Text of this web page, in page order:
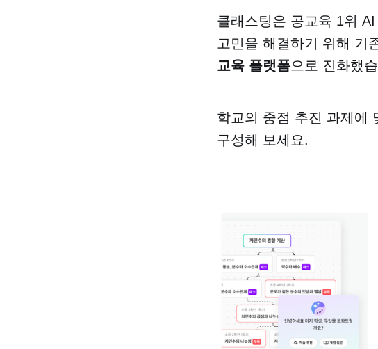
클래스팅은 공교육 1위
고민을 해결하기 위해 기
교육 플랫폼으로 진화했
학교의 중점 추진 과제에
구성해 보세요.